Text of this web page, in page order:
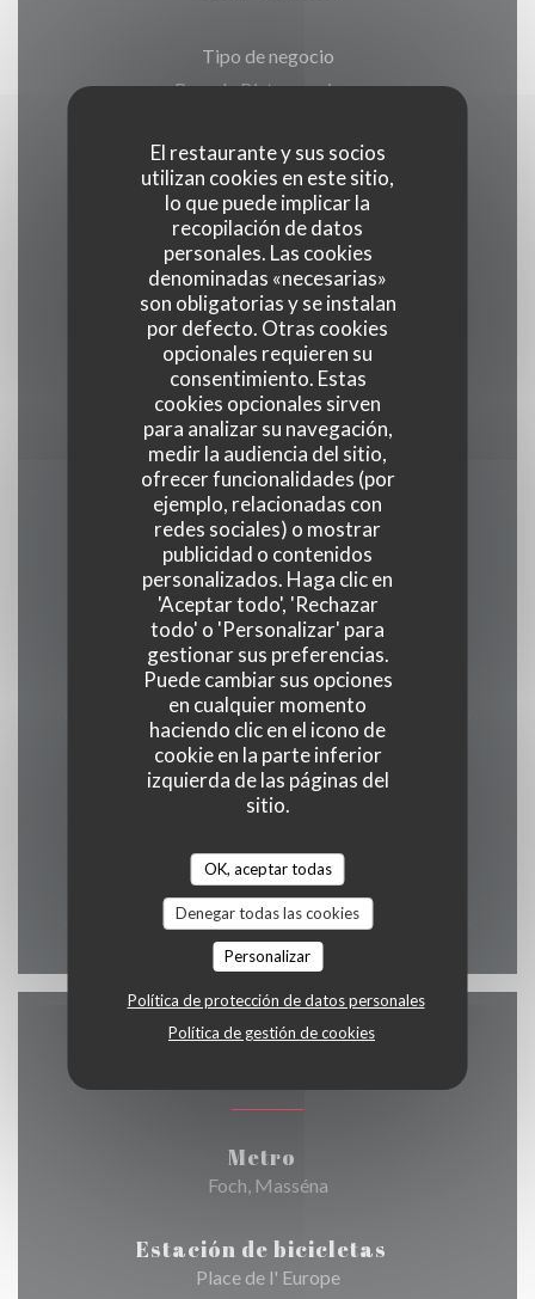
El restaurante y sus socios
utilizan cookies en este sitio,
lo que puede implicar la
recopilación de datos
personales. Las cookies
denominadas «necesarias»
son obligatorias y se instalan
por defecto. Otras cookies
opcionales requieren su
consentimiento. Estas
cookies opcionales sirven
para analizar su navegación,
medir la audiencia del sitio,
ofrecer funcionalidades (por
ejemplo, relacionadas con
redes sociales) o mostrar
publicidad o contenidos
personalizados. Haga clic en
'Aceptar todo', 'Rechazar
todo' o 'Personalizar' para
gestionar sus preferencias.
Puede cambiar sus opciones
en cualquier momento
haciendo clic en el icono de
cookie en la parte inferior
izquierda de las páginas del
sitio.
OK, aceptar todas
Denegar todas las cookies
Personalizar
Política de protección de datos personales
Política de gestión de cookies
Tipo de negocio
Brunch, Bistronomique
Servicios
Brunch, Privatización, Acceso a Discapacitados,
Terraza, WiFi
Métodos de pago
Sin contacto, Apple Pay, Contactless Payment,
Eurocard/Mastercard, Tickets restaurante,
Efectivo, Visa, Cheques, Tarjeta de Crédito
Horario de apertura
Lun-Vie
09:00 - 15:00
Sábado
Cerrado
Domingo
10:00 - 14:00
Metro
Foch, Masséna
Estación de bicicletas
Place de l' Europe